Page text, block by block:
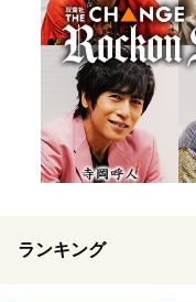
ランキング